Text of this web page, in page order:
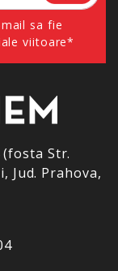
sa fie
viitoare*
Str.
Jud. Prahova,